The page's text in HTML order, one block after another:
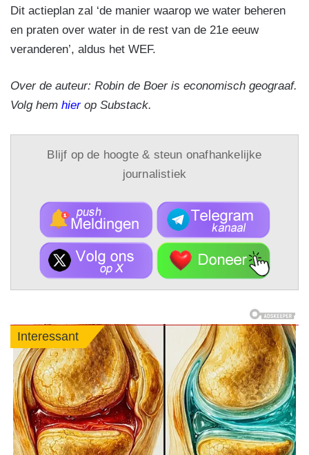
Dit actieplan zal ‘de manier waarop we water beheren
en praten over water in de rest van de 21e eeuw
veranderen’, aldus het WEF.
Over de auteur: Robin de Boer is economisch geograaf.
Volg hem hierop Substack.
Blijf op de hoogte & steun onafhankelijke
journalistiek
Interessant